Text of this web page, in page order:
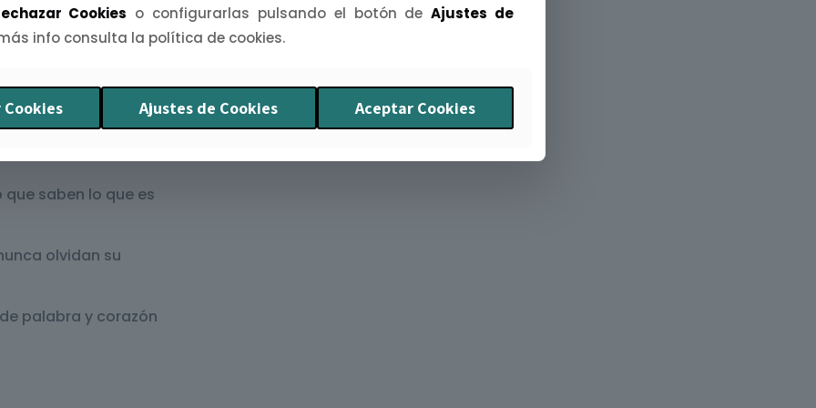
≥ 50 €).
ponen la sinceridad
saben lo que es
olvidan su
palabra y corazón
Cookies o configurarlas pulsando el botón deAjustes de
info consulta la política de cookies.
Cookies Ajustes de Cookies Aceptar Cookies